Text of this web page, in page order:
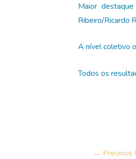
Maior
Ribeiro/Ricardo
A nível coletivo
Todos os
Post← Previous